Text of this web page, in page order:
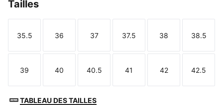
Tailles
Taille
35.5
Taille
36
Taille
37
Taille
37.5
Taille
38
Taille
38.5
Taille
39
Taille
40
Taille
40.5
Taille
41
Taille
42
Taille
42.5
TABLEAU DES TAILLES